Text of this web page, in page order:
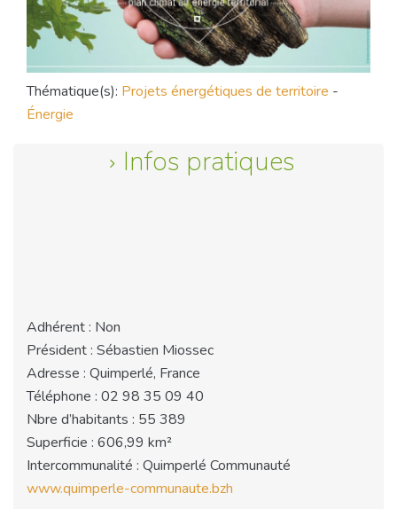
Thématique(s): Projets énergétiques de territoire -
Énergie
Infos pratiques
Adhérent : Non
Président : Sébastien Miossec
Adresse : Quimperlé, France
Téléphone : 02 98 35 09 40
Nbre d’habitants : 55 389
Superficie : 606,99 km²
Intercommunalité : Quimperlé Communauté
www.quimperle-communaute.bzh